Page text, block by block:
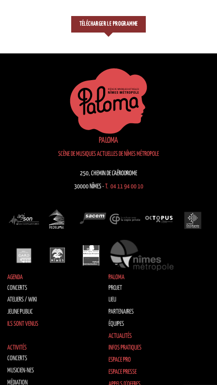
TÉLÉCHARGER LE PROGRAMME
PALOMA
SCÈNE DE MUSIQUES ACTUELLES DE NÎMES MÉTROPOLE
250, CHEMIN DE L’AÉRODROME
30000 NÎMES -T. 04 11 94 00 10
AGENDA
CONCERTS
ATELIERS / WIKI
JEUNE PUBLIC
ILS SONT VENUS
PALOMA
PROJET
LIEU
PARTENAIRES
ÉQUIPES
ACTUALITÉS
ACTIVITÉS
CONCERTS
MUSICIEN·NES
MÉDIATION
INFOS PRATIQUES
ESPACE PRO
ESPACE PRESSE